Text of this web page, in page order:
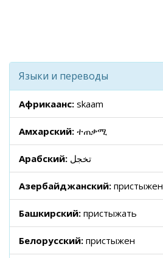
Языки и переводы
Африкаанс: skaam
Амхарский: ተጠቃሚ
Арабский: تخجل
Азербайджанский: пристыжен
Башкирский: пристыжать
Белорусский: пристыжен